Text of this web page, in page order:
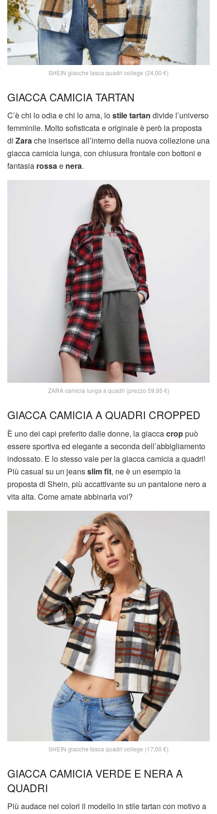
SHEIN giacche tasca quadri college (24,00 €)
GIACCA CAMICIA TARTAN
C’è chi lo odia e chi lo ama, lostile tartan divide l’universo
femminile. Molto sofisticata e originale è però la proposta
di Zarache inserisce all’interno della nuova collezione una
giacca camicia lunga, con chiusura frontale con bottoni e
fantasia rossae nera.
ZARA camicia lunga a quadri (prezzo 59,95 €)
GIACCA CAMICIA A QUADRI CROPPED
È uno dei capi preferito dalle donne, la giaccacroppuò
essere sportiva ed elegante a seconda dell’abbigliamento
indossato. E lo stesso vale per la giacca camicia a quadri!
Più casual su un jeansslim fit, ne è un esempio la
proposta di Shein, più accattivante su un pantalone nero a
vita alta. Come amate abbinarla voi?
SHEIN giacche tasca quadri college (17,00 €)
GIACCA CAMICIA VERDE E NERA A
QUADRI
Più audace nei colori il modello in stile tartan con motivo a